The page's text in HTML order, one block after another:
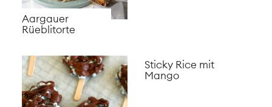
Aargauer
Rüeblitorte
Sticky Rice mit
Mango